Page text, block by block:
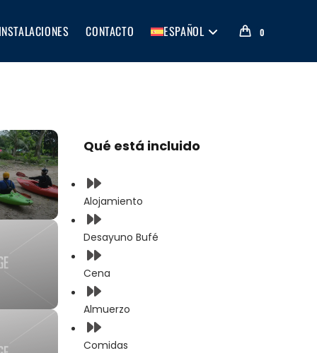
CONTACTO ESPAÑOL 0
Qué está incluido
Alojamiento
Desayuno Bufé
Cena
Almuerzo
Comidas